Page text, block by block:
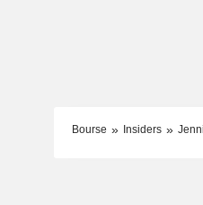
Bourse Insiders